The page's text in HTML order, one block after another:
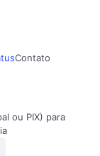
Contato
ou PIX) para